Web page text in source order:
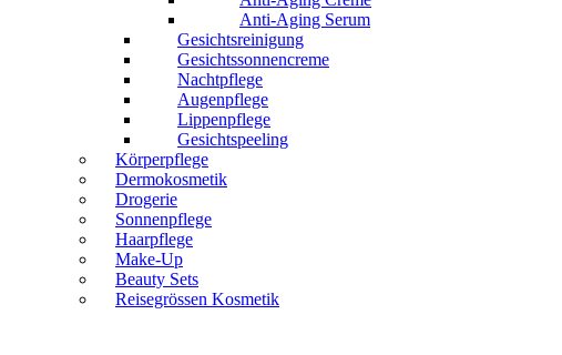
Anti-Aging Serum
Gesichtsreinigung
Gesichtssonnencreme
Nachtpflege
Augenpflege
Lippenpflege
Gesichtspeeling
Körperpflege
Dermokosmetik
Drogerie
Sonnenpflege
Haarpflege
Make-Up
Beauty Sets
Reisegrössen Kosmetik